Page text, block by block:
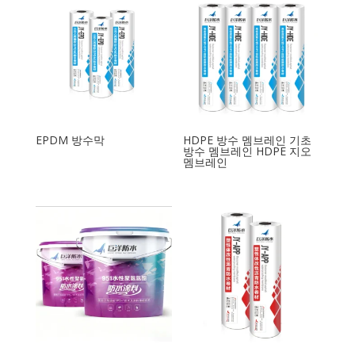
EPDM 방수막 HDPE 방수 멤브레인 기초
방수 멤브레인 HDPE 지오
멤브레인